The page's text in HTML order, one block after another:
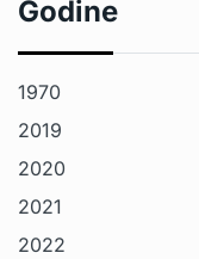
Godine
1970
2019
2020
2021
2022